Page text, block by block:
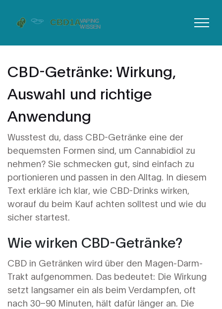
CBD-Getränke: Wirkung,
Auswahl und richtige
Anwendung
Wusstest du, dass CBD-Getränke eine der
bequemsten Formen sind, um Cannabidiol zu
nehmen? Sie schmecken gut, sind einfach zu
portionieren und passen in den Alltag. In diesem
Text erkläre ich klar, wie CBD-Drinks wirken,
worauf du beim Kauf achten solltest und wie du
sicher startest.
Wie wirken CBD-Getränke?
CBD in Getränken wird über den Magen-Darm-
Trakt aufgenommen. Das bedeutet: Die Wirkung
setzt langsamer ein als beim Verdampfen, oft
nach 30–90 Minuten, hält dafür länger an. Die